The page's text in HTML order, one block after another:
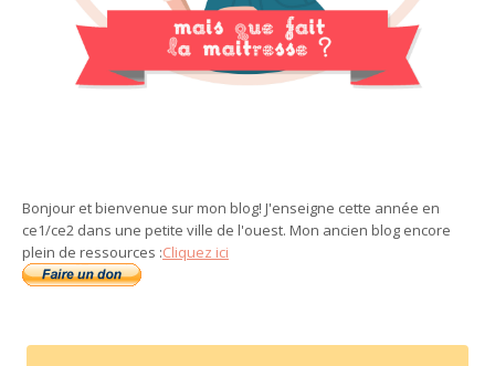
Bonjour et bienvenue sur mon blog! J'enseigne cette année en
ce1/ce2 dans une petite ville de l'ouest. Mon ancien blog encore
plein de ressources :Cliquez ici